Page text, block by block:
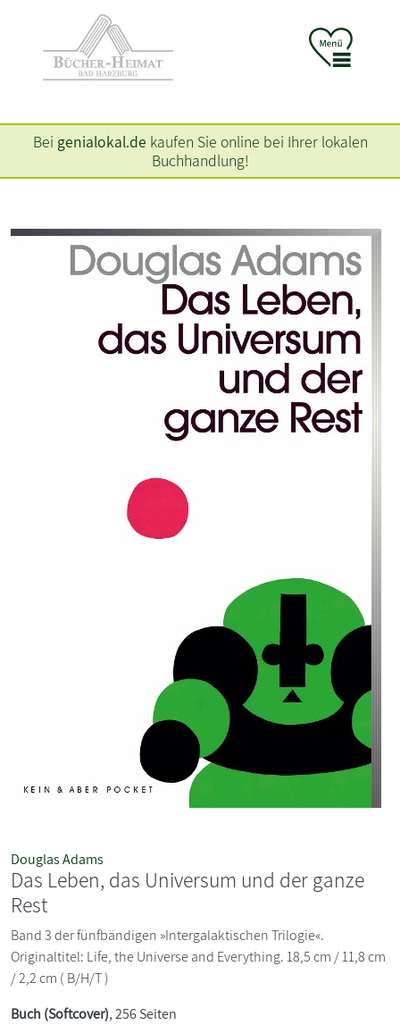
Bei genialokal.de kaufen Sie online bei Ihrer lokalen
Buchhandlung!
Douglas Adams
Das Leben, das Universum und der ganze
Rest
Band 3 der fünfbändigen »Intergalaktischen Trilogie«.
Originaltitel: Life, the Universe and Everything. 18,5 cm / 11,8 cm
/ 2,2 cm ( B/H/T )
Buch (Softcover), 256 Seiten